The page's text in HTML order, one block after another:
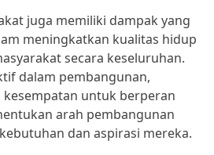
juga memiliki dampak yang
meningkatkan kualitas hidup
secara keseluruhan.
dalam pembangunan,
untuk berperan
arah pembangunan
dan aspirasi mereka.